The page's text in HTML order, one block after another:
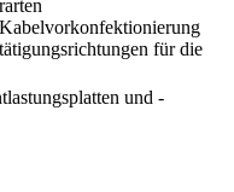
für die
und -